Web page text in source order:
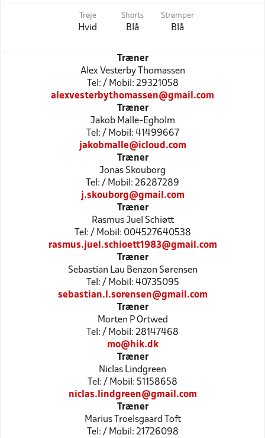
Trøje
Hvid
Shorts
Blå
Strømper
Blå
Træner
Alex Vesterby Thomassen
Tel: / Mobil: 29321058
alexvesterbythomassen@gmail.com
Træner
Jakob Malle-Egholm
Tel: / Mobil: 41499667
jakobmalle@icloud.com
Træner
Jonas Skouborg
Tel: / Mobil: 26287289
j.skouborg@gmail.com
Træner
Rasmus Juel Schiøtt
Tel: / Mobil: 004527640538
rasmus.juel.schioett1983@gmail.com
Træner
Sebastian Lau Benzon Sørensen
Tel: / Mobil: 40735095
sebastian.l.sorensen@gmail.com
Træner
Morten P Ortwed
Tel: / Mobil: 28147468
mo@hik.dk
Træner
Niclas Lindgreen
Tel: / Mobil: 51158658
niclas.lindgreen@gmail.com
Træner
Marius Troelsgaard Toft
Tel: / Mobil: 21726098